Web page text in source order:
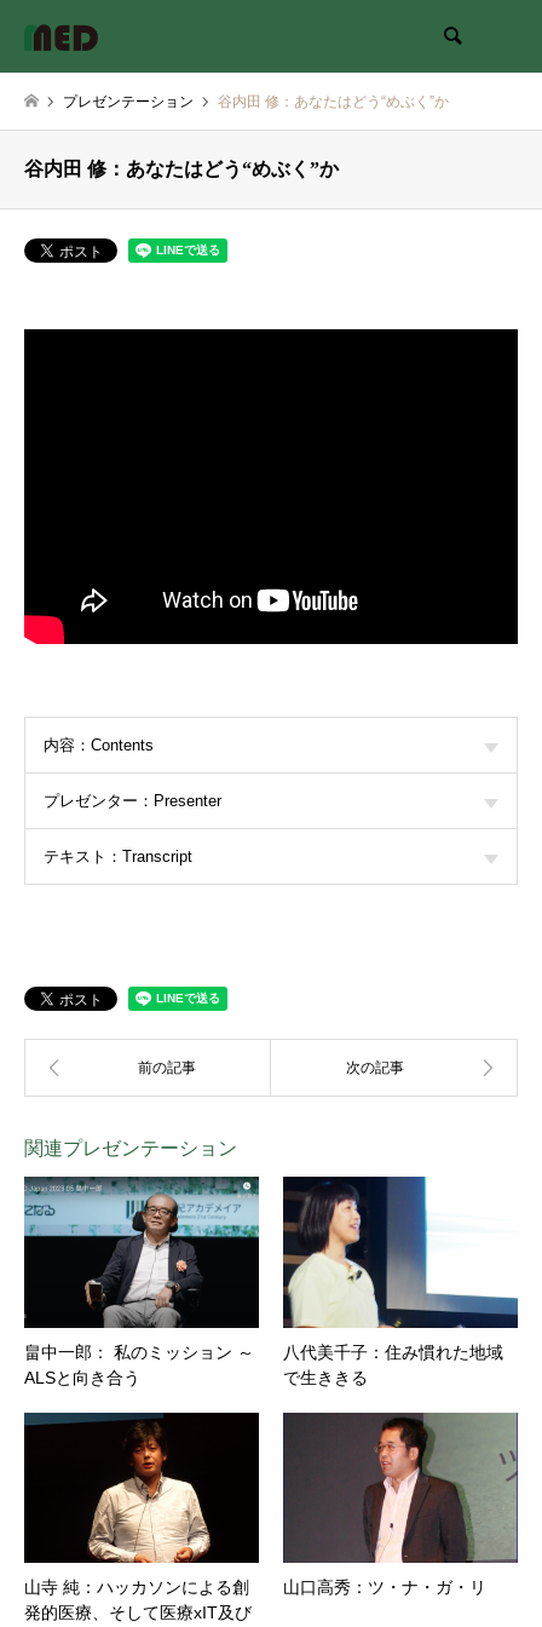
プレゼンテーション 谷内田 修：あなたはどう“めぶく”か
谷内田 修：あなたはどう“めぶく”か
内容：Contents
プレゼンター：Presenter
テキスト：Transcript
関連プレゼンテーション
畠中一郎： 私のミッション ～
ALSと向き合う
八代美千子：住み慣れた地域
で生ききる
山寺 純：ハッカソンによる創
発的医療、そして医療xIT及び
山口高秀：ツ・ナ・ガ・リ